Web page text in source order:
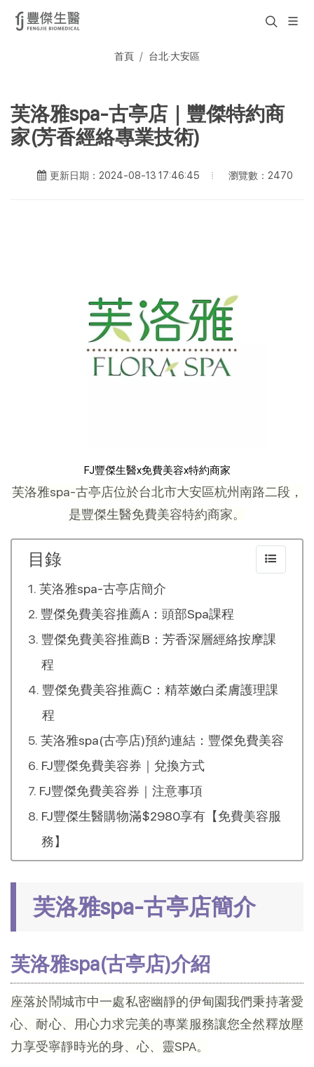
首頁 台北·大安區
芙洛雅spa-古亭店｜豐傑特約商
家(芳香經絡專業技術)
更新日期：2024-08-13 17:46:45 瀏覽數：2470
FJ豐傑生醫x免費美容x特約商家
芙洛雅spa-古亭店位於台北市大安區杭州南路二段，
是豐傑生醫免費美容特約商家。
目錄
芙洛雅spa-古亭店簡介
豐傑免費美容推薦A：頭部Spa課程
豐傑免費美容推薦B：芳香深層經絡按摩課
程
豐傑免費美容推薦C：精萃嫩白柔膚護理課
程
芙洛雅spa(古亭店)預約連結：豐傑免費美容
FJ豐傑免費美容券｜兌換方式
FJ豐傑免費美容券｜注意事項
FJ豐傑生醫購物滿$2980享有【免費美容服
務】
芙洛雅spa-古亭店簡介
芙洛雅spa(古亭店)介紹
座落於鬧城市中一處私密幽靜的伊甸園我們秉持著愛
心、耐心、用心力求完美的專業服務讓您全然釋放壓
力享受寧靜時光的身、心、靈SPA。